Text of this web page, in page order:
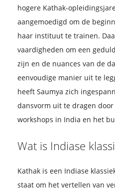
hogere Kathak-
aangemoedigd om de
haar instituut te trainen.
vaardigheden om een
zijn en de nuances van de
eenvoudige manier uit te
heeft Saumya zich
dansvorm uit te dragen
workshops in India en het
Wat is Indiase
Kathak is een Indiase
staat om het vertellen van